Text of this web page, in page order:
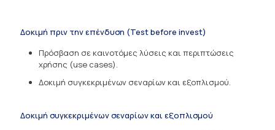
Δοκιμή πριν την επένδυση (Test before invest)
Πρόσβαση σε καινοτόμες λύσεις και περιπτώσεις
χρήσης (use cases).
Δοκιμή συγκεκριμένων σεναρίων και εξοπλισμού.
Δοκιμή συγκεκριμένων σεναρίων και εξοπλισμού